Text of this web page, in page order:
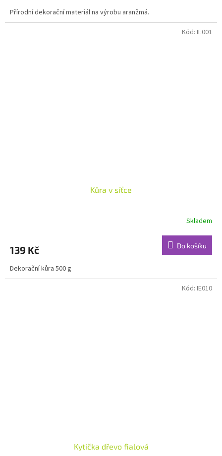
Přírodní dekorační materiál na výrobu aranžmá.
Kůra v síťce
Skladem
139 Kč Do košíku
Dekorační kůra 500 g
Kód: IE001
Kytička dřevo fialová
Kód: IE010